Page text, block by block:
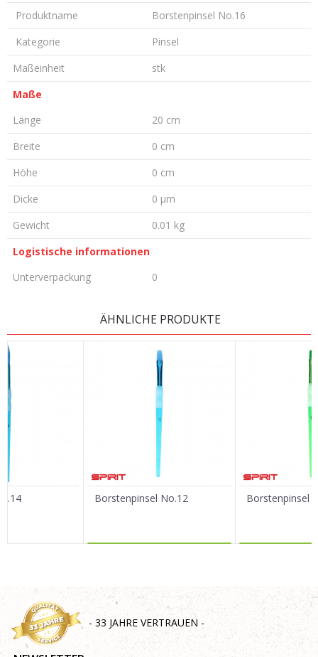
Produktname
Borstenpinsel No.16
Kategorie
Pinsel
Maßeinheit
stk
Maße
Länge
20 cm
Breite
0 cm
Höhe
0 cm
Dicke
0 µm
Gewicht
0.01 kg
Logistische informationen
Unterverpackung
0
ÄHNLICHE PRODUKTE
Borstenpinsel No.12 Borstenpinsel
- 33 JAHRE VERTRAUEN -